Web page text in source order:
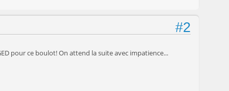
#2
pour ce boulot! On attend la suite avec impatience...